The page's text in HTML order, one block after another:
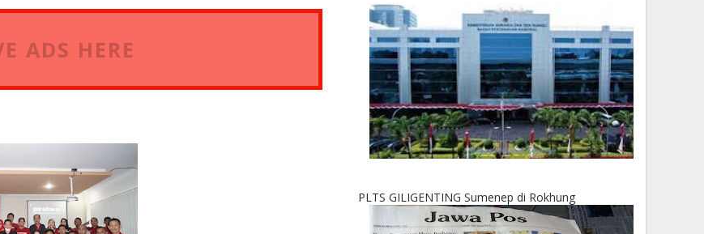
ADS HERE
PLTS GILIGENTING Sumenep di Rokhung